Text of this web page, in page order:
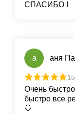
СПАСИБО !
а аня
Очень
быстро все
🤍